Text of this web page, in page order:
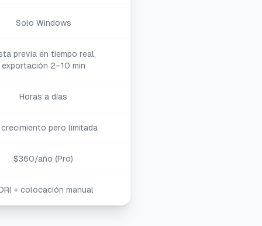
Solo Windows
previa en tiempo real,
exportación 2–10 min
Horas a días
crecimiento pero limitada
$360/año (Pro)
+ colocación manual